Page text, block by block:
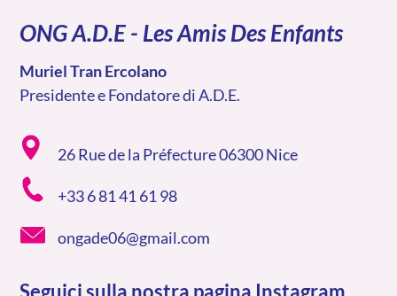
ONG A.D.E - Les Amis Des Enfants
Muriel Tran Ercolano
Presidente e Fondatore di A.D.E.
26 Rue de la Préfecture 06300 Nice
+33 6 81 41 61 98
ongade06@gmail.com